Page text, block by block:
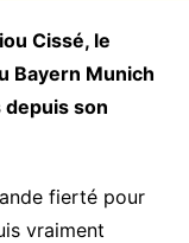
Cissé, le
Bayern Munich
son
fierté pour
vraiment